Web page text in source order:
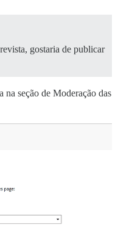
gostaria de publicar
seção de Moderação das